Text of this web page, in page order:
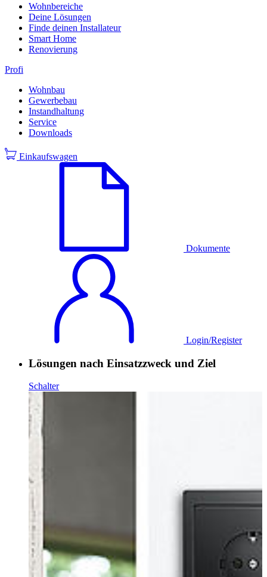
Wohnbereiche
Deine Lösungen
Finde deinen Installateur
Smart Home
Renovierung
Profi
Wohnbau
Gewerbebau
Instandhaltung
Service
Downloads
Einkaufswagen
Dokumente
Login/Register
Lösungen nach Einsatzzweck und Ziel
Schalter